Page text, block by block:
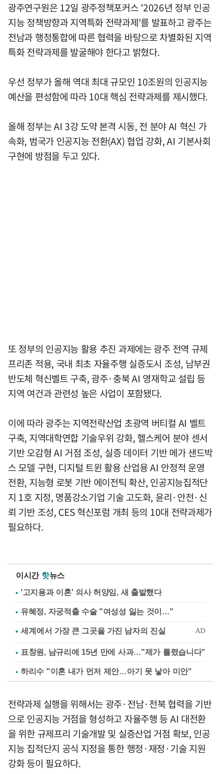
광주연구원은 12일 광주정책포커스 '2026년 정부 인공
지능 정책방향과 지역특화 전략과제'를 발표하고 광주는
전남과 행정통합에 따른 협력을 바탕으로 차별화된 지역
특화 전략과제를 발굴해야 한다고 밝혔다.
우선 정부가 올해 역대 최대 규모인 10조원의 인공지능
예산을 편성함에 따라 10대 핵심 전략과제를 제시했다.
올해 정부는 AI 3강 도약 본격 시동, 전 분야 AI 혁신 가
속화, 범국가 인공지능 전환(AX) 협업 강화, AI 기본사회
구현에 방점을 두고 있다.
또 정부의 인공지능 활용 추진 과제에는 광주 전역 규제
프리존 적용, 국내 최초 자율주행 실증도시 조성, 남부권
반도체 혁신벨트 구축, 광주·충북 AI 영재학교 설립 등
지역 여건과 관련성 높은 사업이 포함됐다.
이에 따라 광주는 지역전략산업 초광역 버티컬 AI 벨트
구축, 지역대학연합 기술우위 강화, 헬스케어 분야 센서
기반 오감형 AI 거점 조성, 실증 데이터 기반 메가 샌드박
스 모델 구현, 디지털 트윈 활용 산업용 AI 안정적 운영
전환, 지능형 로봇 기반 에이전틱 확산, 인공지능집적단
지 1호 지정, 명품강소기업 기술 고도화, 윤리·안전·신
뢰 기반 조성, CES 혁신포럼 개최 등의 10대 전략과제가
필요하다.
이시간 핫뉴스
'고지용과 이혼' 의사 허양임, 새 출발했다
유혜정, 자궁적출 수술 "여성성 잃는 것이…"
표창원, 남규리에 15년 만에 사과…"제가 틀렸습니다"
하리수 "이혼 내가 먼저 제안…아기 못 낳아 미안"
전략과제 실행을 위해서는 광주·전남·전북 협력을 기반
으로 인공지능 거점을 형성하고 자율주행 등 AI 대전환
을 위한 규제프리 기술개발 및 실증산업 거점 확보, 인공
지능 집적단지 공식 지정을 통한 행정·재정·기술 지원
강화 등이 필요하다.